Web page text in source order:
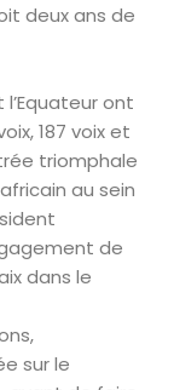
deux ans de
ont
187 voix et
triomphale
au sein
de
dans le
sur le